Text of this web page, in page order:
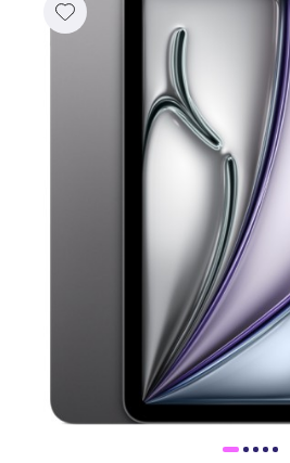
Гарантия
Оплата
Доставка